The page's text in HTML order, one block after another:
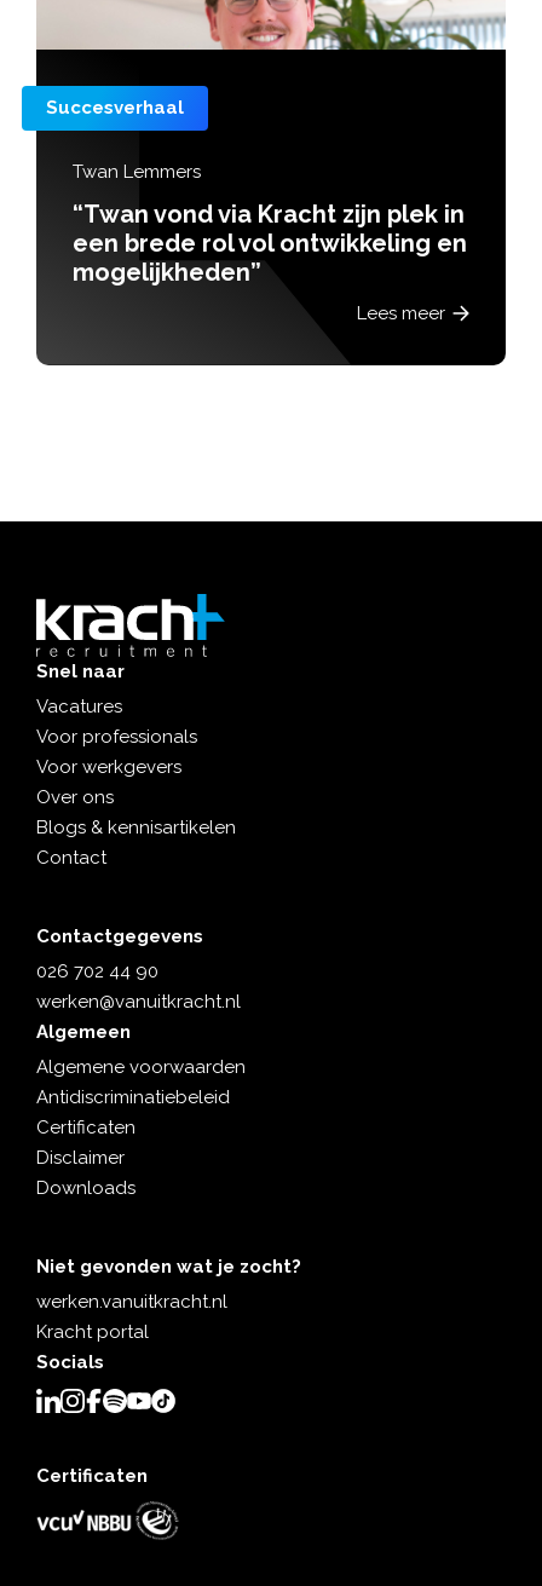
plek in
en
“Max vindt zijn draai bij
Snel naar
Vacatures
Voor professionals
Voor werkgevers
Over ons
Blogs & kennisartikelen
Contact
Contactgegevens
026 702 44 90
werken@vanuitkracht.nl
Algemeen
Algemene voorwaarden
Antidiscriminatiebeleid
Certificaten
Disclaimer
Downloads
Niet gevonden wat je zocht?
werken.vanuitkracht.nl
Kracht portal
Socials
Certificaten